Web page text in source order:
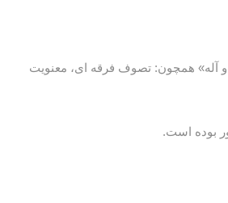
آله» همچون: تصوف فرقه ای، معنویت
بوده است.